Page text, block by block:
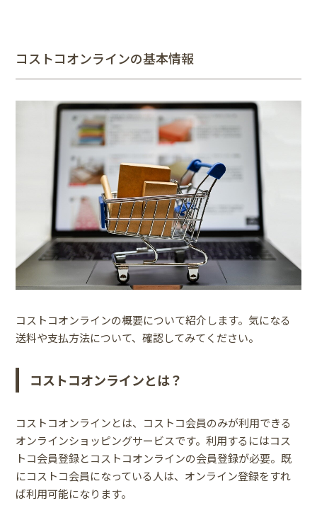
コストコオンラインの基本情報
コストコオンラインの概要について紹介します。気になる
送料や支払方法について、確認してみてください。
コストコオンラインとは？
コストコオンラインとは、コストコ会員のみが利用できる
オンラインショッピングサービスです。利用するにはコス
トコ会員登録とコストコオンラインの会員登録が必要。既
にコストコ会員になっている人は、オンライン登録をすれ
ば利用可能になります。